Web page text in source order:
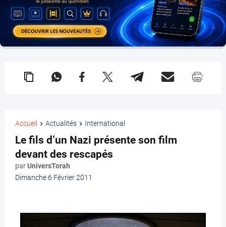
Accueil Actualités International
Le fils d’un Nazi présente son film
devant des rescapés
parUniversTorah
Dimanche 6 Février 2011